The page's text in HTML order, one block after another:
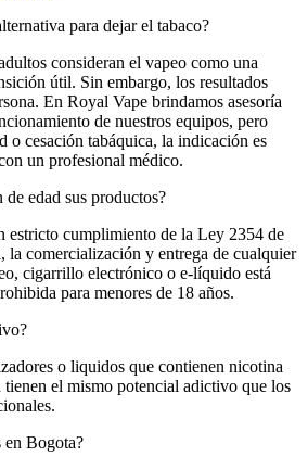
para dejar el tabaco?
consideran el vapeo como una
útil. Sin embargo, los resultados
En Royal Vape brindamos asesoría
de nuestros equipos, pero
o cesación tabáquica, la indicación es
un profesional médico.
de edad sus productos?
estricto cumplimiento de la Ley 2354 de
la comercialización y entrega de cualquier
cigarrillo electrónico o e-líquido está
para menores de 18 años.
o liquidos que contienen nicotina
tienen el mismo potencial adictivo que los
en Bogota?